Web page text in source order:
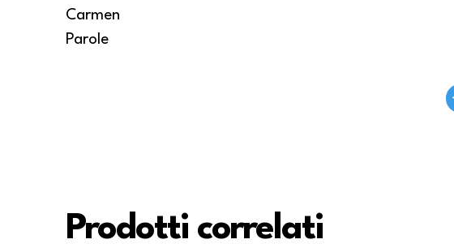
Carmen
Parole
Prodotti correlati